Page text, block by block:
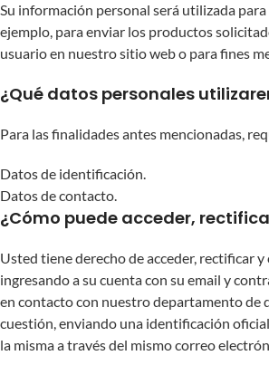
Su información personal será utilizada
ejemplo, para enviar los productos
usuario en nuestro sitio web o para fines
¿Qué datos personales
Para las finalidades antes mencionadas,
Datos de identificación.
Datos de contacto.
¿Cómo puede acceder,
Usted tiene derecho de acceder, rectificar
ingresando a su cuenta con su email y
en contacto con nuestro departamento de
cuestión, enviando una identificación
la misma a través del mismo correo